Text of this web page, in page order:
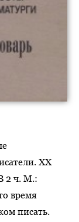
ХХ
2 ч. М.:
время
писать.